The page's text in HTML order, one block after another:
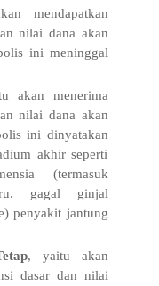
mendapatkan
nilai dana akan
ini meninggal
akan menerima
nilai dana akan
ini dinyatakan
akhir seperti
(termasuk
gagal ginjal
penyakit jantung
, yaitu akan
dasar dan nilai